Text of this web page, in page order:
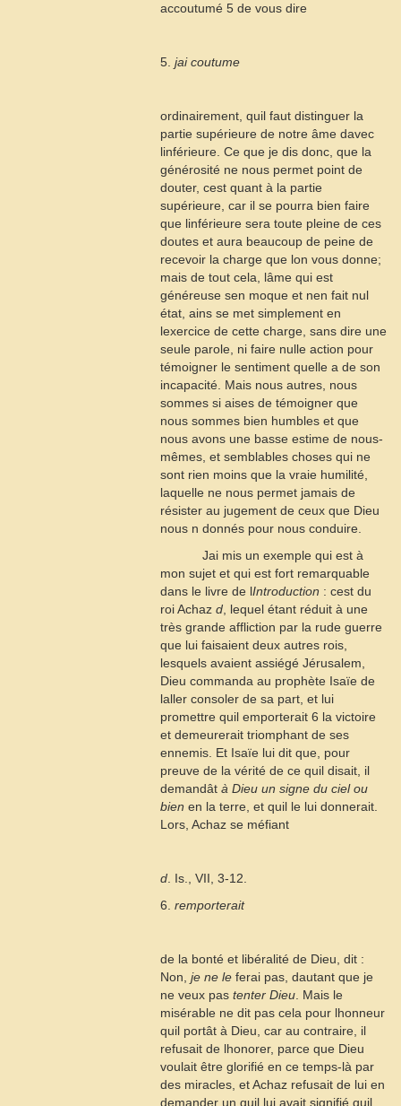
accoutumé 5 de vous dire
5. jai coutume
ordinairement, quil faut distinguer la
partie supérieure de notre âme davec
linférieure. Ce que je dis donc, que la
générosité ne nous permet point de
douter, cest quant à la partie
supérieure, car il se pourra bien faire
que linférieure sera toute pleine de ces
doutes et aura beaucoup de peine de
recevoir la charge que lon vous donne;
mais de tout cela, lâme qui est
généreuse sen moque et nen fait nul
état, ains se met simplement en
lexercice de cette charge, sans dire une
seule parole, ni faire nulle action pour
témoigner le sentiment quelle a de son
incapacité. Mais nous autres, nous
sommes si aises de témoigner que
nous sommes bien humbles et que
nous avons une basse estime de nous-
mêmes, et semblables choses qui ne
sont rien moins que la vraie humilité,
laquelle ne nous permet jamais de
résister au jugement de ceux que Dieu
nous n donnés pour nous conduire.
Jai mis un exemple qui est à
mon sujet et qui est fort remarquable
dans le livre de lIntroduction : cest du
roi Achaz d , lequel étant réduit à une
très grande affliction par la rude guerre
que lui faisaient deux autres rois,
lesquels avaient assiégé Jérusalem,
Dieu commanda au prophète Isaïe de
laller consoler de sa part, et lui
promettre quil emporterait 6 la victoire
et demeurerait triomphant de ses
ennemis. Et Isaïe lui dit que, pour
preuve de la vérité de ce quil disait, il
demandât à Dieu un signe du ciel ou
bien en la terre, et quil le lui donnerait.
Lors, Achaz se méfiant
d . Is., VII, 3-12.
6. remporterait
de la bonté et libéralité de Dieu, dit :
Non, je ne le ferai pas, dautant que je
ne veux pas tenter Dieu . Mais le
misérable ne dit pas cela pour lhonneur
quil portât à Dieu, car au contraire, il
refusait de lhonorer, parce que Dieu
voulait être glorifié en ce temps-là par
des miracles, et Achaz refusait de lui en
demander un quil lui avait signifié quil